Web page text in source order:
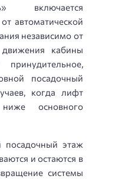
включается
автоматической
независимо от
кабины
посадочный
когда лифт
основного
этаж
и остаются в
системы